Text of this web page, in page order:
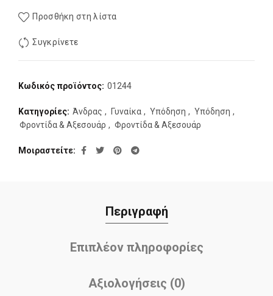
Προσθήκη στη λίστα
Συγκρίνετε
Κωδικός προϊόντος: 01244
Κατηγορίες: Άνδρας , Γυναίκα , Υπόδηση , Υπόδηση ,
Φροντίδα & Αξεσουάρ , Φροντίδα & Αξεσουάρ
Μοιραστείτε
Περιγραφή
Επιπλέον πληροφορίες
Αξιολογήσεις (0)